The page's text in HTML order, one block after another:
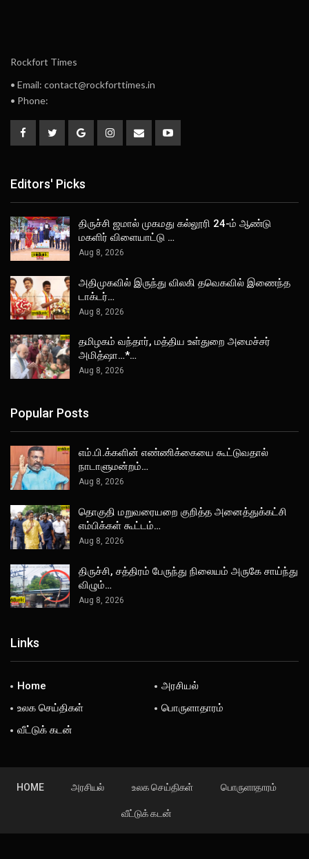
Rockfort Times
• Email: contact@rockforttimes.in
• Phone:
Editors' Picks
திருச்சி ஜமால் முகமது கல்லூரி 24-ம் ஆண்டு
மகளிர் விளையாட்டு …
Aug 8, 2026
அதிமுகவில் இருந்து விலகி தவெகவில் இணைந்த
டாக்டர்…
Aug 8, 2026
தமிழகம் வந்தார், மத்திய உள்துறை அமைச்சர்
அமித்ஷா…*…
Aug 8, 2026
Popular Posts
எம்.பி.க்களின் எண்ணிக்கையை கூட்டுவதால்
நாடாளுமன்றம்…
Aug 8, 2026
தொகுதி மறுவரையறை குறித்த அனைத்துக்கட்சி
எம்பிக்கள் கூட்டம்…
Aug 8, 2026
திருச்சி, சத்திரம் பேருந்து நிலையம் அருகே சாய்ந்து
விழும்…
Aug 8, 2026
Links
Home
அரசியல்
உலக செய்திகள்
பொருளாதாரம்
வீட்டுக் கடன்
HOME அரசியல் உலக செய்திகள் பொருளாதாரம்
வீட்டுக் கடன்